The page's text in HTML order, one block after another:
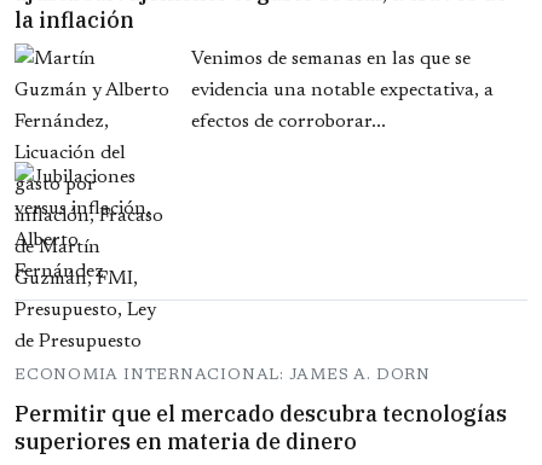
la inflación
Venimos de semanas en las que se
evidencia una notable expectativa, a
efectos de corroborar...
ECONOMIA INTERNACIONAL: JAMES A. DORN
Permitir que el mercado descubra tecnologías
superiores en materia de dinero